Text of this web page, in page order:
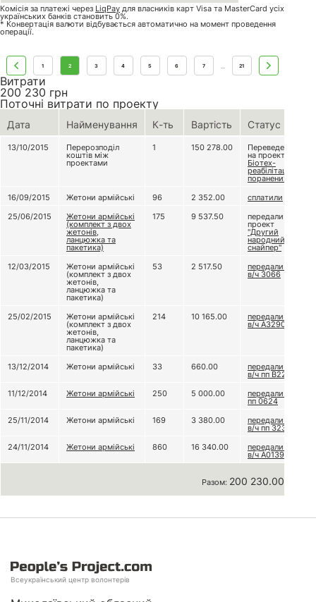
Комісія за платежі через LiqPay для власників карт Visa та MasterCard усіх
українських банків становить 0%.
* Конвертація валюти відбувається автоматично на момент проведення
операції.
1 2 3 4 5 6 7 21
Витрати
200 230 грн
Поточні витрати по проекту
Дата Найменування К-ть Вартість Статус
13/10/2015 Перерозподіл
коштів між
проектами
1 150 278.00 Переведено
на проект
Біотех-
реабілітація
поранених
16/09/2015
Жетони армійські 96 2 352.00
сплатили
25/06/2015
Жетони армійські
(комплект з двох
жетонів,
ланцюжка та
пакетика)
175 9 537.50 передали на
проект
"Другий
народний
снайпер"
12/03/2015
Жетони армійські
(комплект з двох
жетонів,
ланцюжка та
пакетика)
53 2 517.50 передали до
в/ч 3066
25/02/2015 Жетони армійські
(комплект з двох
жетонів,
ланцюжка та
пакетика)
214 10 165.00 передали до
в/ч А3290
13/12/2014 Жетони армійські 33 660.00 передали до
в/ч пп В2231
11/12/2014
Жетони армійські 250 5 000.00 передали В/Ч
пп 0624
25/11/2014
Жетони армійські 169 3 380.00 передали до
в/ч пп 3231
24/11/2014
Жетони армійські 860 16 340.00 передали до
в/ч А0139
Разом: 200 230.00 грн
Всеукраїнський центр волонтерів